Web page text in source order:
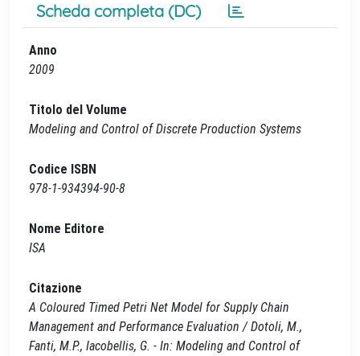
Scheda completa (DC)
Anno
2009
Titolo del Volume
Modeling and Control of Discrete Production Systems
Codice ISBN
978-1-934394-90-8
Nome Editore
ISA
Citazione
A Coloured Timed Petri Net Model for Supply Chain
Management and Performance Evaluation / Dotoli, M.,
Fanti, M.P., Iacobellis, G. - In: Modeling and Control of